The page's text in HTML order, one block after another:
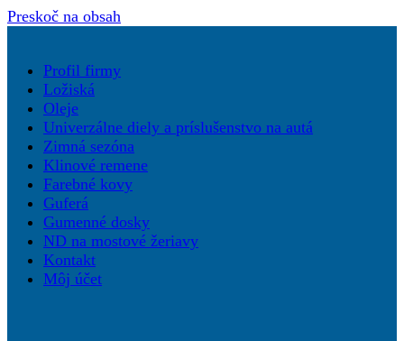
Preskoč na obsah
Profil firmy
Ložiská
Oleje
Univerzálne diely a príslušenstvo na autá
Zimná sezóna
Klinové remene
Farebné kovy
Guferá
Gumenné dosky
ND na mostové žeriavy
Kontakt
Môj účet